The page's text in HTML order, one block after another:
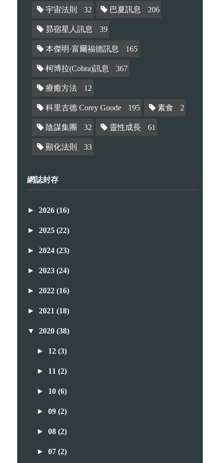
宇宙法則 32 巴夏訊息 206
昴宿星人訊息 39
本傑明·富爾福德訊息 165
柯博拉(Cobra)訊息 367
療癒方法 12
科里古德 Corey Goode 195 素食 2
陰謀集團 32 靈性成長 61
顯化法則 33
網誌封存
► 2026 (16)
► 2025 (22)
► 2024 (23)
► 2023 (24)
► 2022 (16)
► 2021 (18)
▼ 2020 (38)
► 12(3)
► 11(2)
► 10(6)
►09(2)
►08(2)
►07(2)